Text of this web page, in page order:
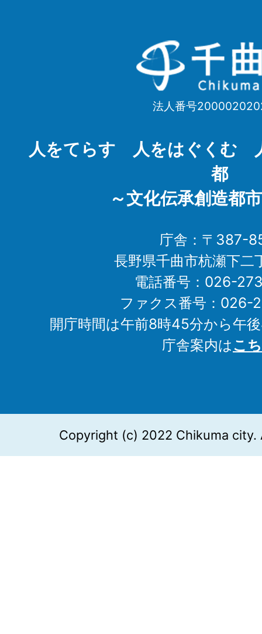
千
曲
Chikuma
法人番号
人をてらす 人をはぐくむ
都
～文化伝承創造都
庁舎：〒387-
長野県千曲市杭瀬下二
電話番号：026-
ファクス番号：026-
開庁時間は午前8時45分から午
庁舎案内はこ
Copyright (c) 2022 Chikuma city.